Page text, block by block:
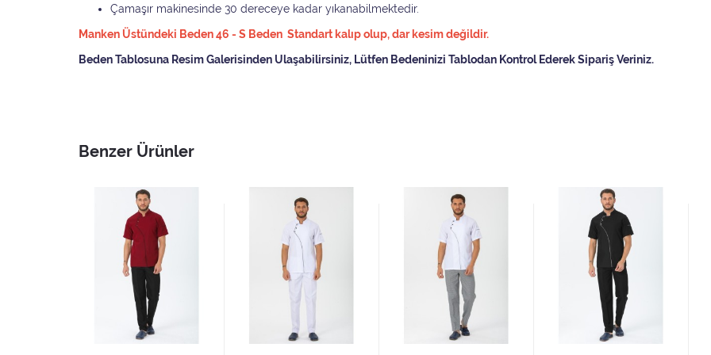
Çamaşır makinesinde 30 dereceye kadar yıkanabilmektedir.
Manken Üstündeki Beden 46 - S Beden Standart kalıp olup, dar kesim değildir.
Beden Tablosuna Resim Galerisinden Ulaşabilirsiniz, Lütfen Bedeninizi Tablodan Kontrol Ederek Sipariş Veriniz.
Benzer Ürünler